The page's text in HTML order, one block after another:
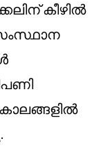
കീഴിൽ